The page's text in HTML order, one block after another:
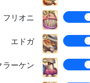
フリオニ
エドガ
ラーケン